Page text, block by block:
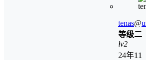
tenas@
等级二
lv2
24年11